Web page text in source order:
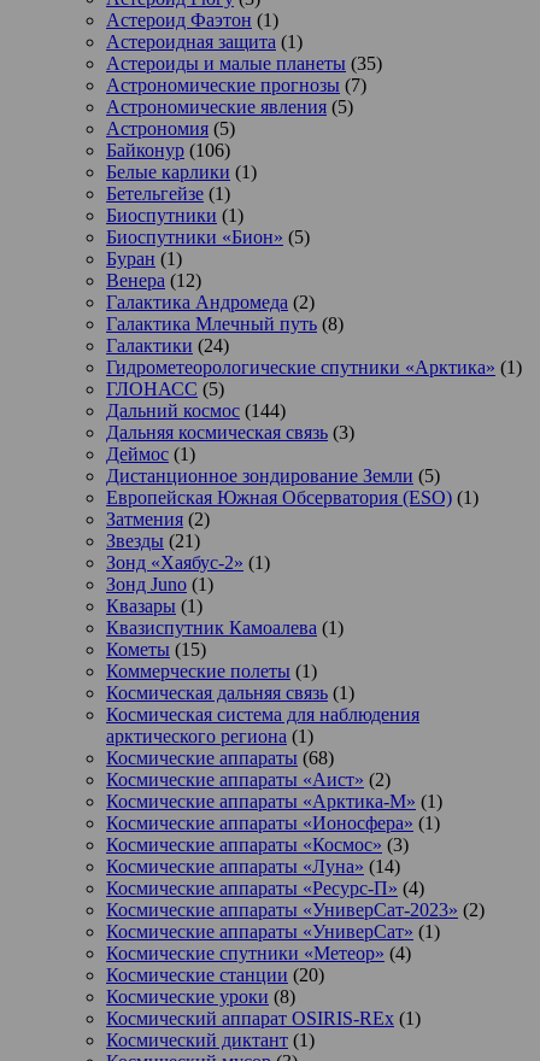
Астероид Фаэтон (1)
Астероидная защита (1)
Астероиды и малые планеты (35)
Астрономические прогнозы (7)
Астрономические явления (5)
Астрономия (5)
Байконур (106)
Белые карлики (1)
Бетельгейзе (1)
Биоспутники (1)
Биоспутники «Бион» (5)
Буран (1)
Венера (12)
Галактика Андромеда (2)
Галактика Млечный путь (8)
Галактики (24)
Гидрометеорологические спутники «Арктика» (1)
ГЛОНАСС (5)
Дальний космос (144)
Дальняя космическая связь (3)
Деймос (1)
Дистанционное зондирование Земли (5)
Европейская Южная Обсерватория (ESO) (1)
Затмения (2)
Звезды (21)
Зонд «Хаябус-2» (1)
Зонд Juno (1)
Квазары (1)
Квазиспутник Камоалева (1)
Кометы (15)
Коммерческие полеты (1)
Космическая дальняя связь (1)
Космическая система для наблюдения
арктического региона (1)
Космические аппараты (68)
Космические аппараты «Аист» (2)
Космические аппараты «Арктика-М» (1)
Космические аппараты «Ионосфера» (1)
Космические аппараты «Космос» (3)
Космические аппараты «Луна» (14)
Космические аппараты «Ресурс-П» (4)
Космические аппараты «УниверСат-2023» (2)
Космические аппараты «УниверСат» (1)
Космические спутники «Метеор» (4)
Космические станции (20)
Космические уроки (8)
Космический аппарат OSIRIS-REx (1)
Космический диктант (1)